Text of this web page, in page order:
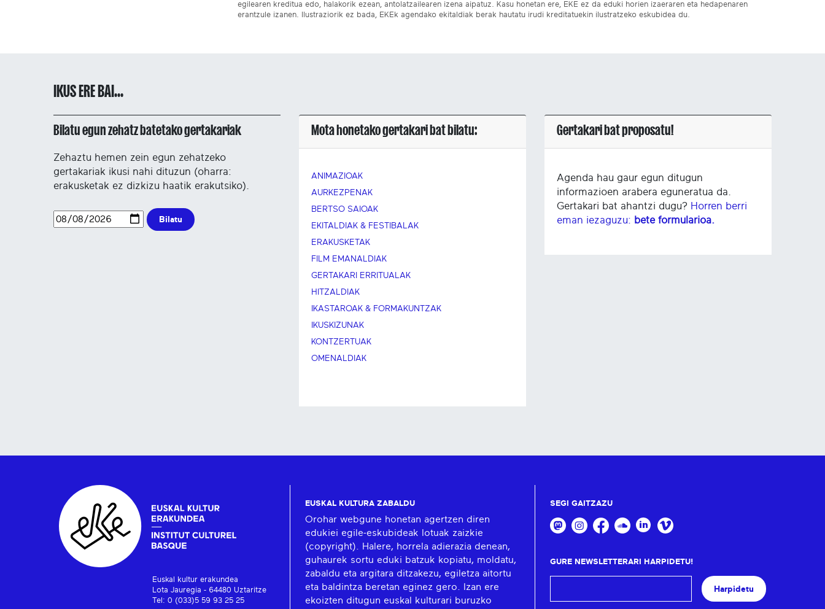
egilearen kreditua edo, halakorik ezean, antolatzailearen izena aipatuz. Kasu honetan ere, EKE ez da eduki horien izaeraren eta hedapenaren
erantzule izanen. Ilustraziorik ez bada, EKEk agendako ekitaldiak berak hautatu irudi kreditatuekin ilustratzeko eskubidea du.
IKUS ERE BAI...
Bilatu egun zehatz batetako gertakariak
Zehaztu hemen zein egun zehatzeko
gertakariak ikusi nahi dituzun (oharra:
erakusketak ez dizkizu haatik erakutsiko).
Bilatu
Mota honetako gertakari bat bilatu:
ANIMAZIOAK
AURKEZPENAK
BERTSO SAIOAK
EKITALDIAK & FESTIBALAK
ERAKUSKETAK
FILM EMANALDIAK
GERTAKARI ERRITUALAK
HITZALDIAK
IKASTAROAK & FORMAKUNTZAK
IKUSKIZUNAK
KONTZERTUAK
OMENALDIAK
Gertakari bat proposatu!
Agenda hau gaur egun ditugun
informazioen arabera eguneratua da.
Gertakari bat ahantzi dugu? Horren berri
eman iezaguzu: bete formularioa.
Euskal kultur erakundea
Lota Jauregia - 64480 Uztaritze
Tel: 0 (033)5 59 93 25 25
EUSKAL KULTURA ZABALDU
Orohar webgune honetan agertzen diren
edukiei egile-eskubideak lotuak zaizkie
(copyright). Halere, horrela adierazia denean,
guhaurek sortu eduki batzuk kopiatu, moldatu,
zabaldu eta argitara ditzakezu, egiletza aitortu
eta baldintza beretan eginez gero. Izan ere
ekoizten ditugun euskal kulturari buruzko
SEGI GAITZAZU
GURE NEWSLETTERARI HARPIDETU!
Harpidetu